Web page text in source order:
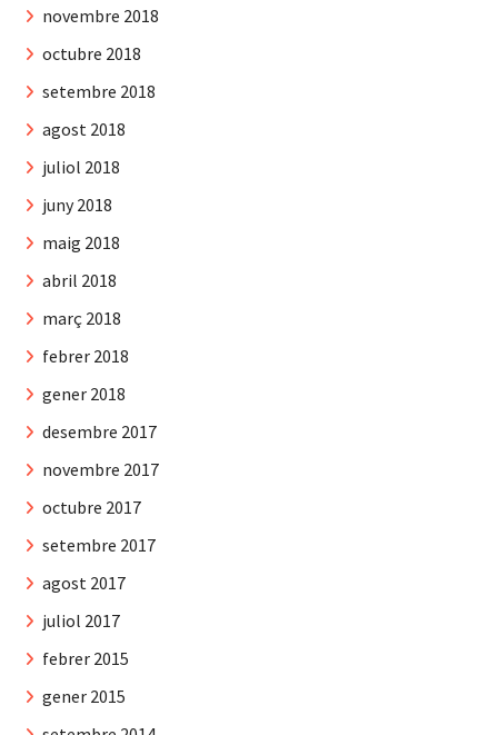
novembre 2018
octubre 2018
setembre 2018
agost 2018
juliol 2018
juny 2018
maig 2018
abril 2018
març 2018
febrer 2018
gener 2018
desembre 2017
novembre 2017
octubre 2017
setembre 2017
agost 2017
juliol 2017
febrer 2015
gener 2015